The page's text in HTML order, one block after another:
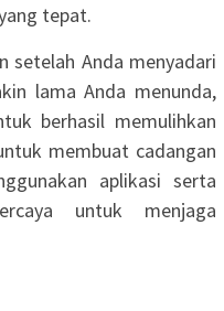
tepat.
setelah Anda menyadari
lama Anda menunda,
berhasil memulihkan
membuat cadangan
aplikasi serta
untuk menjaga